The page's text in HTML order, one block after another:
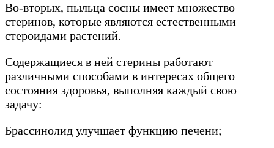
Во-вторых, пыльца сосны имеет множество
стеринов, которые являются естественными
стероидами растений.
Содержащиеся в ней стерины работают
различными способами в интересах общего
состояния здоровья, выполняя каждый свою
задачу:
Брассинолид улучшает функцию печени;